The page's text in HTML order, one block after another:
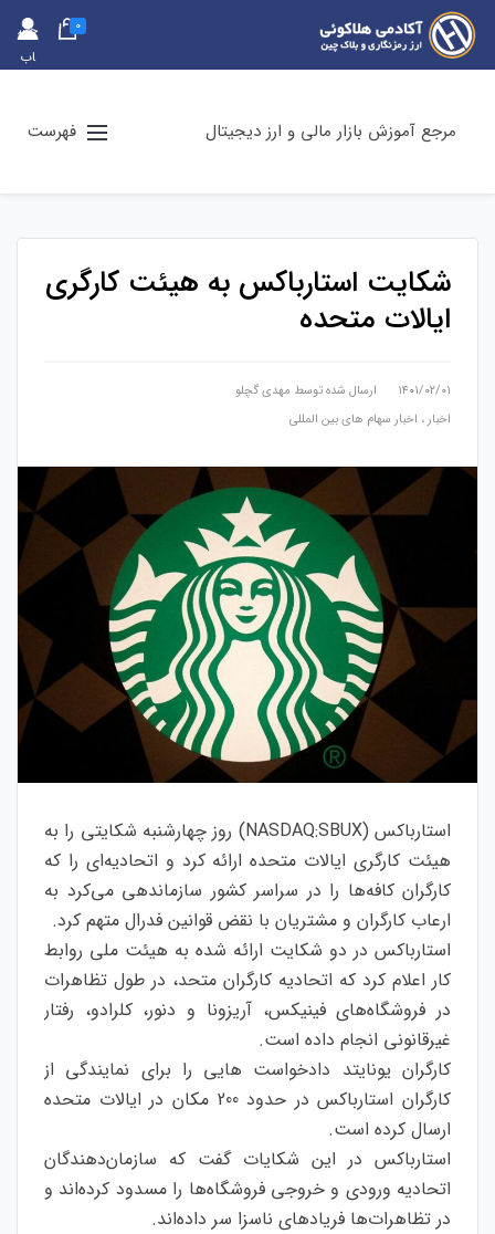
حس
اب
0
مرجع آموزش بازار مالی و ارز دیجیتال فهرست
شکایت استارباکس به هیئت کارگری
ایالات متحده
۱۴۰۱/۰۲/۰۱ ارسال شده توسط مهدی گچلو
اخبار ، اخبار سهام های بین المللی
استارباکس (NASDAQ:SBUX) روز چهارشنبه شکایتی را به
هیئت کارگری ایالات متحده ارائه کرد و اتحادیه‌ای را که
کارگران کافه‌ها را در سراسر کشور سازماندهی می‌کرد به
ارعاب کارگران و مشتریان با نقض قوانین فدرال متهم کرد.
استارباکس در دو شکایت ارائه شده به هیئت ملی روابط
کار اعلام کرد که اتحادیه کارگران متحد، در طول تظاهرات
در فروشگاه‌های فینیکس، آریزونا و دنور، کلرادو، رفتار
غیرقانونی انجام داده است.
کارگران یونایتد دادخواست هایی را برای نمایندگی از
کارگران استارباکس در حدود 200 مکان در ایالات متحده
ارسال کرده است.
استارباکس در این شکایات گفت که سازمان‌دهندگان
اتحادیه ورودی و خروجی فروشگاه‌ها را مسدود کرده‌اند و
در تظاهرات‌ها فریادهای ناسزا سر داده‌اند.